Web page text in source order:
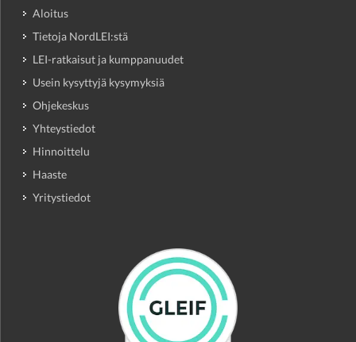
Aloitus
Tietoja NordLEI:stä
LEI-ratkaisut ja kumppanuudet
Usein kysyttyjä kysymyksiä
Ohjekeskus
Yhteystiedot
Hinnoittelu
Haaste
Yritystiedot